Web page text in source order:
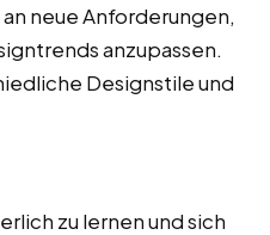
neue Anforderungen,
anzupassen.
Designstile und
zu lernen und sich